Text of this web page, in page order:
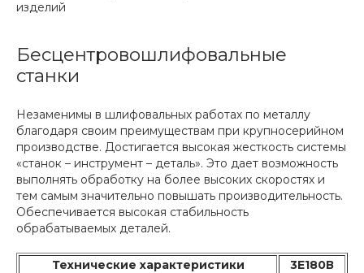
Бесцентровошлифовальные
станки
Незаменимы в шлифовальных работах по металлу
благодаря своим преимуществам при крупносерийном
производстве. Достигается высокая жесткость системы
«станок – инструмент – деталь». Это дает возможность
выполнять обработку на более высоких скоростях и
тем самым значительно повышать производительность.
Обеспечивается высокая стабильность
обрабатываемых деталей.
Технические характеристики 3Е180В